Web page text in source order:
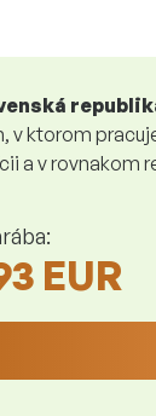
ktorom
a v rovnakom
EUR